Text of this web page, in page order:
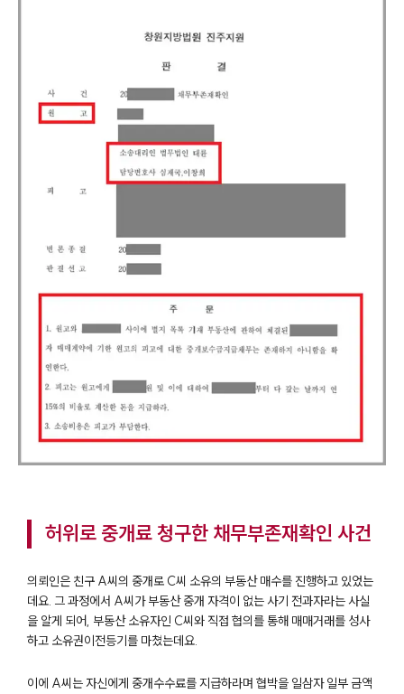
허위로 중개료 청구한 채무부존재확인 사건
의뢰인은 친구 A씨의 중개로 C씨 소유의 부동산 매수를 진행하고 있었는
데요. 그 과정에서 A씨가 부동산 중개 자격이 없는 사기 전과자라는 사실
을 알게 되어, 부동산 소유자인 C씨와 직접 협의를 통해 매매거래를 성사
하고 소유권이전등기를 마쳤는데요.
이에 A씨는 자신에게 중개수수료를 지급하라며 협박을 일삼자 일부 금액